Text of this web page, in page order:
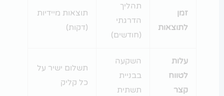
לתוצאות
תהליך
הדרגתי
(חודשים)
תוצאות מיידיות
(דקות)
עלות
לטווח
קצר
השקעה
בבניית
תשתית
תשלום ישיר על
כל קליק